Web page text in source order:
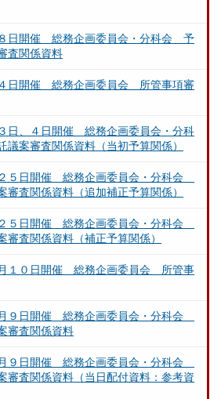
日開催 総務企画委員会・分科会 予
査関係資料
日開催 総務企画委員会 所管事項審
日、４日開催 総務企画委員会・分科
案審査関係資料（当初予算関係）
５日開催 総務企画委員会・分科会
審査関係資料（追加補正予算関係）
５日開催 総務企画委員会・分科会
審査関係資料（補正予算関係）
１０日開催 総務企画委員会 所管事
９日開催 総務企画委員会・分科会
審査関係資料
９日開催 総務企画委員会・分科会
審査関係資料（当日配付資料：参考資